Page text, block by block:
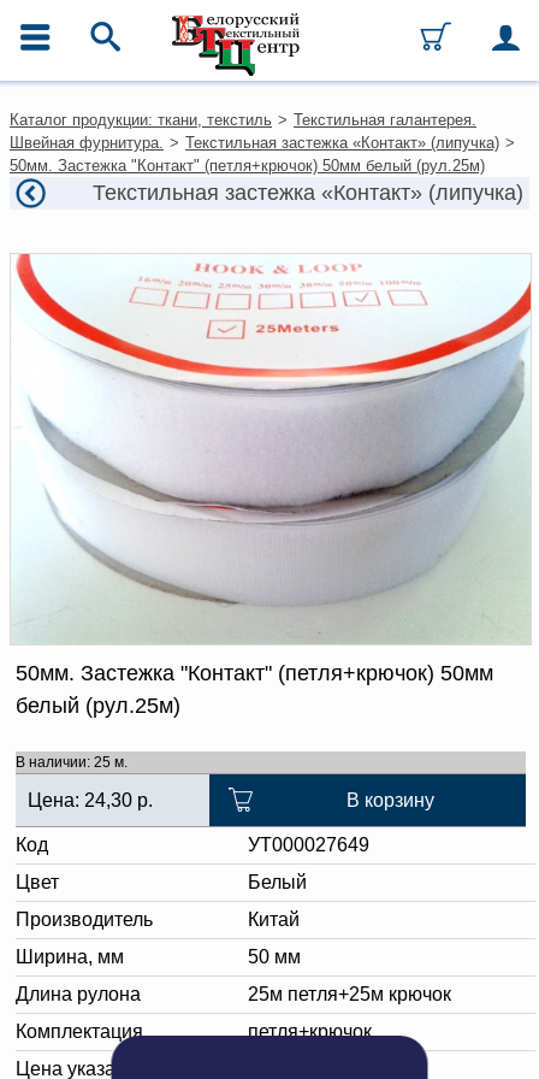
Каталог
Ткани
Домашний текстиль
Одежда
Текстиль для ресторанов и
Текстильная галантерея и
фурнитура
Условия работы
Оплата и доставка
Как оформить заказ
Вакансии
Как нас найти
Написать нам
Доверенность на
получение груза
Документы по работе с
Письмо руководителю
Вопросы и ответы
Каталог продукции: ткани, текстиль > Текстильная галантерея.
Швейная фурнитура. > Текстильная застежка «Контакт» (липучка) >
50мм. Застежка "Контакт" (петля+крючок) 50мм белый (рул.25м)
Текстильная застежка «Контакт» (липучка)
50мм. Застежка "Контакт" (петля+крючок) 50мм
белый (рул.25м)
В наличии: 25 м.
Цена: 24,30 р. В корзину
Код
УТ000027649
Цвет
Белый
Производитель
Китай
Ширина, мм
50 мм
Длина рулона
25м петля+25м крючок
Комплектация
петля+крючок
Цена указана за:
Добавить
корзину